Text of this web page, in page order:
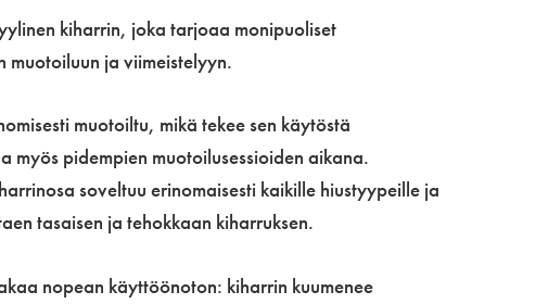
kiharrin, joka tarjoaa monipuoliset
muotoiluun ja viimeistelyyn.
muotoiltu, mikä tekee sen käytöstä
myös pidempien muotoilusessioiden aikana.
soveltuu erinomaisesti kaikille hiustyypeille ja
tasaisen ja tehokkaan kiharruksen.
nopean käyttöönoton: kiharrin kuumenee